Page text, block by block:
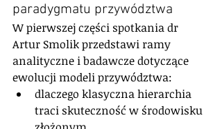
paradygmatu przywództwa
W pierwszej części spotkania dr
Artur Smolik przedstawi ramy
analityczne i badawcze dotyczące
ewolucji modeli przywództwa:
dlaczego klasyczna hierarchia
traci skuteczność w środowisku